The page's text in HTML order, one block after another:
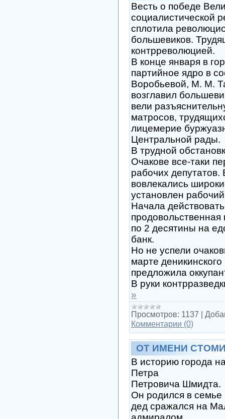
Весть о победе
социалистической
сплотила
большевиков.
контрреволюцией.
В конце января в
партийное ядро в
Воробьевой, М. М.
возглавил
вели
матросов,
лицемерие
Центральной рады.
В трудной
Очакове все-таки
рабочих депутатов.
вовлекались
установлен
Начала
продовольственная
по 2 десятины на
банк.
Но не успели
марте
предложила
В руки
»
Просмотров: 1137 |
Комментарии (0)
ОТ ИМЕНИ
В историю города
Петра
Петровича Шмидта.
Он родился в семье
дед сражался на